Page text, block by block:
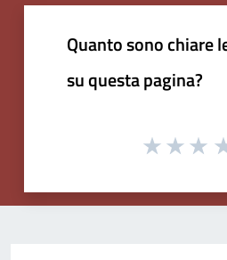
Quanto sono chiare
su questa pagina?